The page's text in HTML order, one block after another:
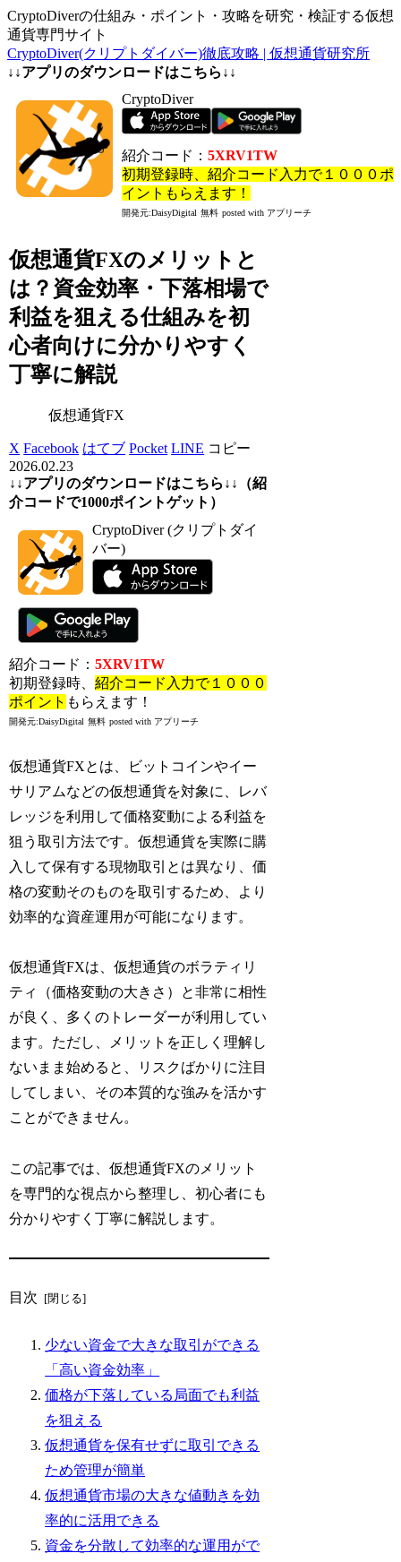
CryptoDiverの仕組み・ポイント・攻略を研究・検証する仮想
通貨専門サイト
CryptoDiver(クリプトダイバー)徹底攻略 | 仮想通貨研究所
↓↓アプリのダウンロードはこちら↓↓
CryptoDiver
紹介コード： 5XRV1TW
初期登録時、紹介コード入力で１０００ポ
イントもらえます！
開発元:DaisyDigital 無料 posted with アプリーチ
仮想通貨FXのメリットと
は？資金効率・下落相場で
利益を狙える仕組みを初
心者向けに分かりやすく
丁寧に解説
仮想通貨FX
X Facebook はてブ Pocket LINE コピー
2026.02.23
↓↓アプリのダウンロードはこちら↓↓（紹
介コードで1000ポイントゲット）
CryptoDiver (クリプトダイ
バー)
紹介コード：5XRV1TW
初期登録時、紹介コード入力で１０００
ポイント もらえます！
開発元:DaisyDigital 無料 posted with アプリーチ
仮想通貨FXとは、ビットコインやイー
サリアムなどの仮想通貨を対象に、レバ
レッジを利用して価格変動による利益を
狙う取引方法です。仮想通貨を実際に購
入して保有する現物取引とは異なり、価
格の変動そのものを取引するため、より
効率的な資産運用が可能になります。
仮想通貨FXは、仮想通貨のボラティリ
ティ（価格変動の大きさ）と非常に相性
が良く、多くのトレーダーが利用してい
ます。ただし、メリットを正しく理解し
ないまま始めると、リスクばかりに注目
してしまい、その本質的な強みを活かす
ことができません。
この記事では、仮想通貨FXのメリット
を専門的な視点から整理し、初心者にも
分かりやすく丁寧に解説します。
目次
少ない資金で大きな取引ができる
「高い資金効率」
価格が下落している局面でも利益
を狙える
仮想通貨を保有せずに取引できる
ため管理が簡単
仮想通貨市場の大きな値動きを効
率的に活用できる
資金を分散して効率的な運用がで